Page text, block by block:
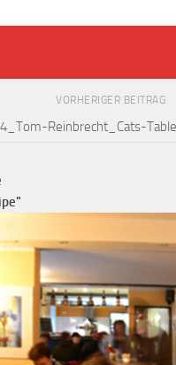
VORHERIGER BEITRAG
Reinbrecht_Cats-